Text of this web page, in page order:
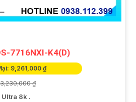
7716NXI-K4(D)
9,261,000 ₫
₫
Ultra 8k .